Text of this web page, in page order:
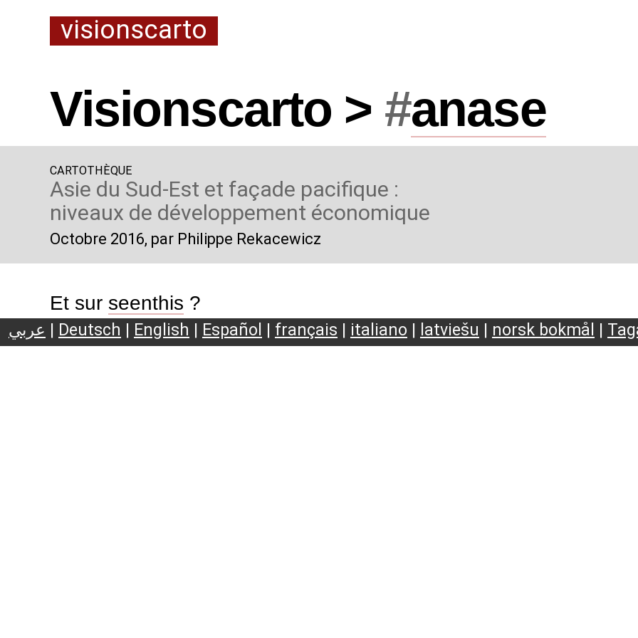
visionscarto
Visionscarto > #anase
CARTOTHÈQUE
Asie du Sud-Est et façade pacifique :
niveaux de développement économique
Octobre 2016, par Philippe Rekacewicz
Et sur seenthis ?
عربي | Deutsch | English | Español | français | italiano | latviešu | norsk bokmål |